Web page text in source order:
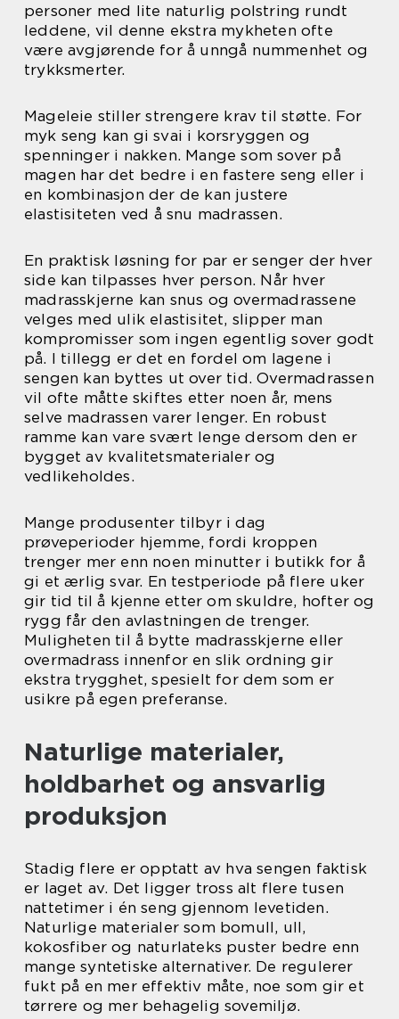
personer med lite naturlig polstring rundt
leddene, vil denne ekstra mykheten ofte
være avgjørende for å unngå nummenhet og
trykksmerter.
Mageleie stiller strengere krav til støtte. For
myk seng kan gi svai i korsryggen og
spenninger i nakken. Mange som sover på
magen har det bedre i en fastere seng eller i
en kombinasjon der de kan justere
elastisiteten ved å snu madrassen.
En praktisk løsning for par er senger der hver
side kan tilpasses hver person. Når hver
madrasskjerne kan snus og overmadrassene
velges med ulik elastisitet, slipper man
kompromisser som ingen egentlig sover godt
på. I tillegg er det en fordel om lagene i
sengen kan byttes ut over tid. Overmadrassen
vil ofte måtte skiftes etter noen år, mens
selve madrassen varer lenger. En robust
ramme kan vare svært lenge dersom den er
bygget av kvalitetsmaterialer og
vedlikeholdes.
Mange produsenter tilbyr i dag
prøveperioder hjemme, fordi kroppen
trenger mer enn noen minutter i butikk for å
gi et ærlig svar. En testperiode på flere uker
gir tid til å kjenne etter om skuldre, hofter og
rygg får den avlastningen de trenger.
Muligheten til å bytte madrasskjerne eller
overmadrass innenfor en slik ordning gir
ekstra trygghet, spesielt for dem som er
usikre på egen preferanse.
Naturlige materialer,
holdbarhet og ansvarlig
produksjon
Stadig flere er opptatt av hva sengen faktisk
er laget av. Det ligger tross alt flere tusen
nattetimer i én seng gjennom levetiden.
Naturlige materialer som bomull, ull,
kokosfiber og naturlateks puster bedre enn
mange syntetiske alternativer. De regulerer
fukt på en mer effektiv måte, noe som gir et
tørrere og mer behagelig sovemiljø.